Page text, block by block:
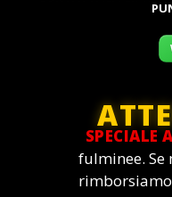
SPECIALE
fulminee. Se